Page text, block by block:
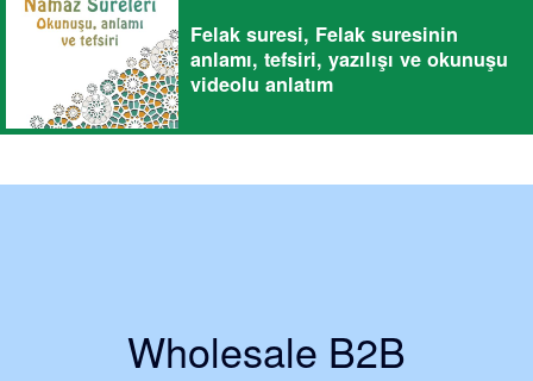
Felak suresi, Felak suresinin
anlamı, tefsiri, yazılışı ve okunuşu
videolu anlatım
Wholesale B2B